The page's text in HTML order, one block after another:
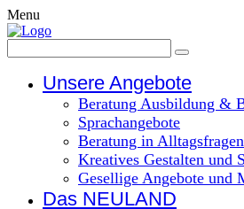
Menu
Unsere Angebote
Beratung Ausbildung &
Sprachangebote
Beratung in Alltagsfragen
Kreatives Gestalten und
Gesellige Angebote und
Das NEULAND